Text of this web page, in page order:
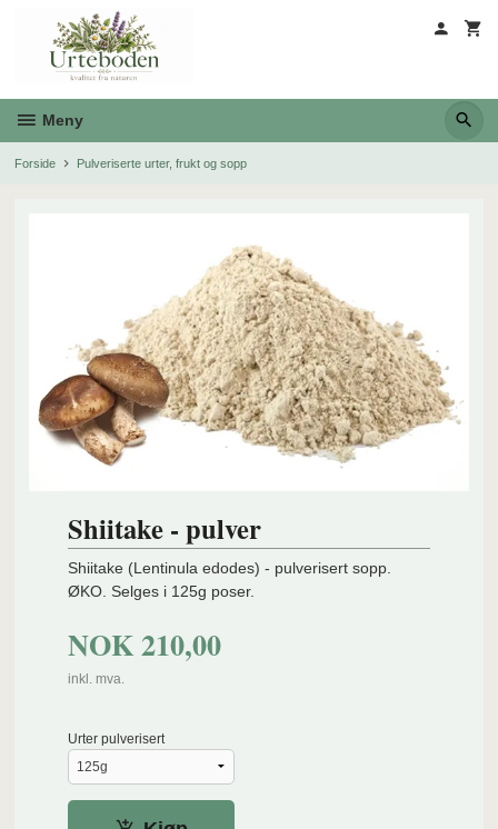
innholdet
Meny
Forside Pulveriserte urter, frukt og sopp
Shiitake - pulver
Shiitake (Lentinula edodes) - pulverisert sopp.
ØKO. Selges i 125g poser.
NOK210,00
inkl. mva.
Urter pulverisert